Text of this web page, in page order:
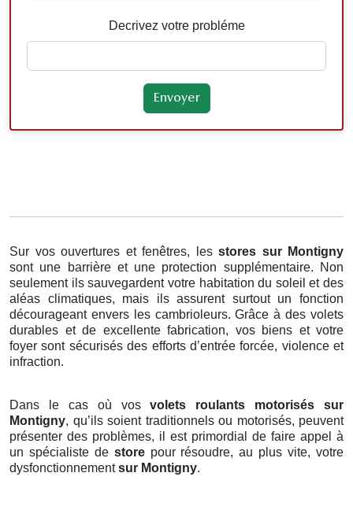
Decrivez votre probléme
Sur vos ouvertures et fenêtres, les stores sur Montigny
sont une barrière et une protection supplémentaire. Non
seulement ils sauvegardent votre habitation du soleil et des
aléas climatiques, mais ils assurent surtout un fonction
décourageant envers les cambrioleurs. Grâce à des volets
durables et de excellente fabrication, vos biens et votre
foyer sont sécurisés des efforts d’entrée forcée, violence et
infraction.
Dans le cas où vosvolets roulants motorisés sur
Montigny, qu’ils soient traditionnels ou motorisés, peuvent
présenter des problèmes, il est primordial de faire appel à
un spécialiste de storepour résoudre, au plus vite, votre
dysfonctionnementsur Montigny.